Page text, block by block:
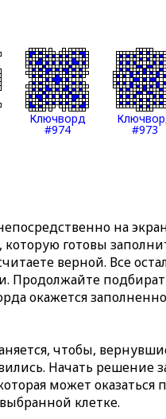
Ключворд
#974 #973
на
готовы
верной. Все
окажется
чтобы,
Начать решение
может оказаться
клетке.